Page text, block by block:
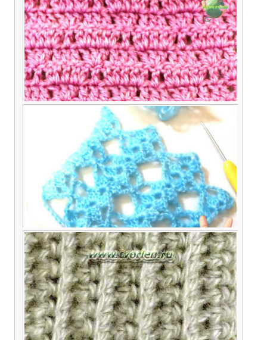
Узор простые ромбы крючком – схема,
описание, видео
Ажурный узор для палантина крючком — схема и
описание